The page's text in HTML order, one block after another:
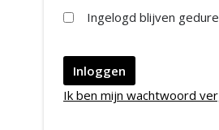
Ingelogd blijven
Ik ben mijn wachtwoord